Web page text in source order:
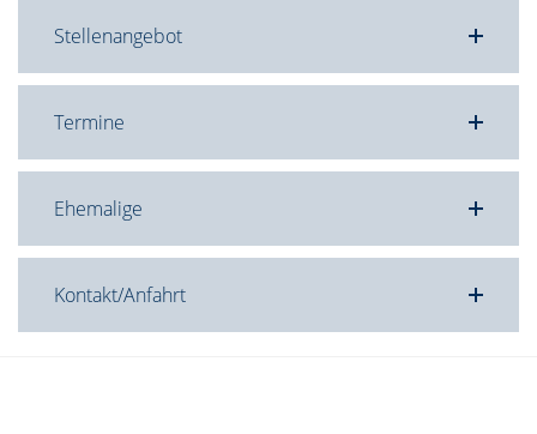
Stellenangebot
Termine
Ehemalige
Kontakt/Anfahrt